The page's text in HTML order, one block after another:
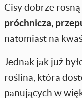
Cisy dobrze
próchnicza,
natomiast na
Jednak jak już
roślina, która
panujących w